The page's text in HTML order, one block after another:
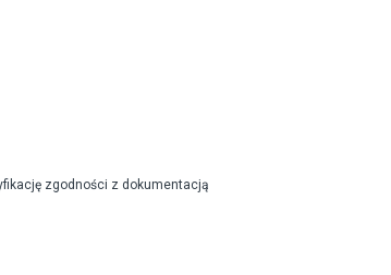
zgodności z dokumentacją